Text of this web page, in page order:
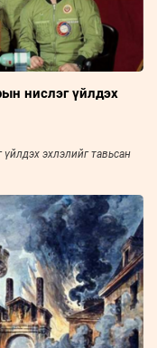
нислэг үйлдэх
эхлэлийг тавьсан